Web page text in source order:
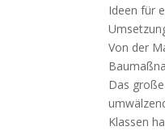
Ideen für
Von der
Das
Klassen